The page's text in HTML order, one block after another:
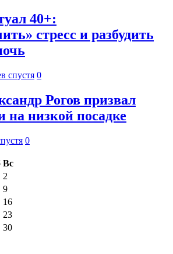
40+:
стресс и разбудить
спустя 0
Рогов призвал
на низкой посадке
0
Вс
2
9
16
23
30